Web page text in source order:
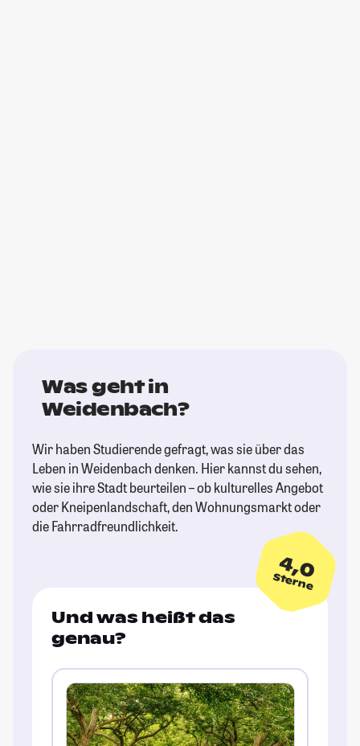
Was geht in
Weidenbach?
Wir haben Studierende gefragt, was sie über das
Leben in Weidenbach denken. Hier kannst du sehen,
wie sie ihre Stadt beurteilen – ob kulturelles Angebot
oder Kneipenlandschaft, den Wohnungsmarkt oder
die Fahrradfreundlichkeit.
4,0
Sterne
Und was heißt das
genau?